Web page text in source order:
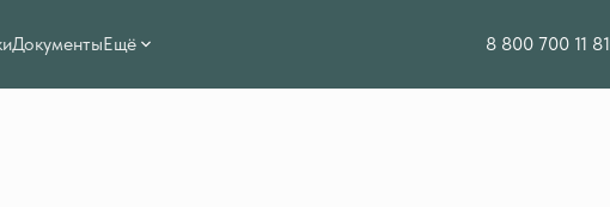
ДокументыЕщё 8 800 700 11 81